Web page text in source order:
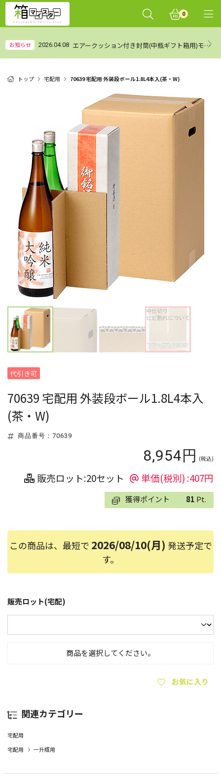
0
お知らせ 2026.04.08 エアークッション付き封筒(中瓶ギフト箱用)モニターレビュー集計結果（まとめ）
トップ 宅配用 70639 宅配用 外装段ボール1.8L4本入(茶・W)
代引き可
70639 宅配用 外装段ボール1.8L4本入
(茶・W)
商品番号：70639
8,954円 (税込)
販売ロット:20セット 単価(税別) :407円
獲得ポイント 81 Pt.
この商品は、最短で 2026/08/10(月) 発送予定で
す。
販売ロット(宅配)
商品を選択してください。
お気に入り
関連カテゴリー
宅配用
宅配用
一升瓶用